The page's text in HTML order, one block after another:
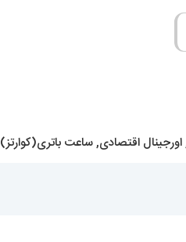
اورجینال اقتصادی,ساعت باتری(کوارتز)